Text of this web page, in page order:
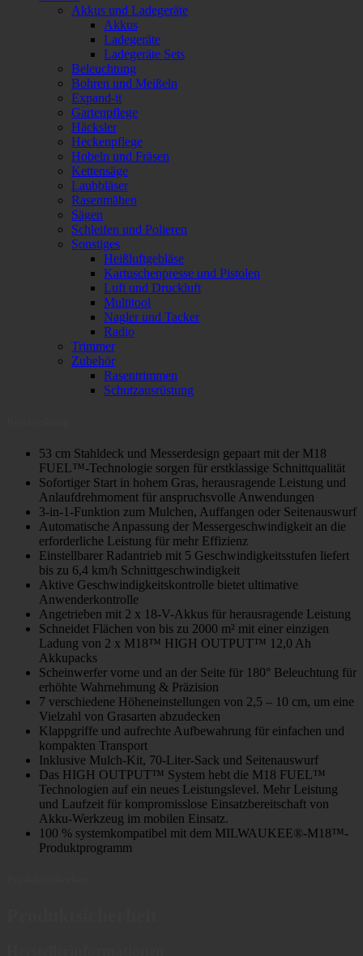
Akkus und Ladegeräte
Akkus
Ladegeräte
Ladegeräte Sets
Beleuchtung
Bohren und Meißeln
Expand-it
Gartenpflege
Häcksler
Heckenpflege
Hobeln und Fräsen
Kettensäge
Laubbläser
Rasenmähen
Sägen
Schleifen und Polieren
Sonstiges
Heißluftgebläse
Kartuschenpresse und Pistolen
Luft und Druckluft
Multitool
Nagler und Tacker
Radio
Trimmer
Zubehör
Rasentrimmen
Schutzausrüstung
53 cm Stahldeck und Messerdesign gepaart mit der M18
FUEL™-Technologie sorgen für erstklassige Schnittqualität
Sofortiger Start in hohem Gras, herausragende Leistung und
Anlaufdrehmoment für anspruchsvolle Anwendungen
3-in-1-Funktion zum Mulchen, Auffangen oder Seitenauswurf
Automatische Anpassung der Messergeschwindigkeit an die
erforderliche Leistung für mehr Effizienz
Einstellbarer Radantrieb mit 5 Geschwindigkeitsstufen liefert
bis zu 6,4 km/h Schnittgeschwindigkeit
Aktive Geschwindigkeitskontrolle bietet ultimative
Anwenderkontrolle
Angetrieben mit 2 x 18-V-Akkus für herausragende Leistung
Schneidet Flächen von bis zu 2000 m² mit einer einzigen
Ladung von 2 x M18™ HIGH OUTPUT™ 12,0 Ah
Akkupacks
Scheinwerfer vorne und an der Seite für 180° Beleuchtung für
erhöhte Wahrnehmung & Präzision
7 verschiedene Höheneinstellungen von 2,5 – 10 cm, um eine
Vielzahl von Grasarten abzudecken
Klappgriffe und aufrechte Aufbewahrung für einfachen und
kompakten Transport
Inklusive Mulch-Kit, 70-Liter-Sack und Seitenauswurf
Das HIGH OUTPUT™ System hebt die M18 FUEL™
Technologien auf ein neues Leistungslevel. Mehr Leistung
und Laufzeit für kompromisslose Einsatzbereitschaft von
Akku-Werkzeug im mobilen Einsatz.
100 % systemkompatibel mit dem MILWAUKEE®-M18™-
Produktprogramm